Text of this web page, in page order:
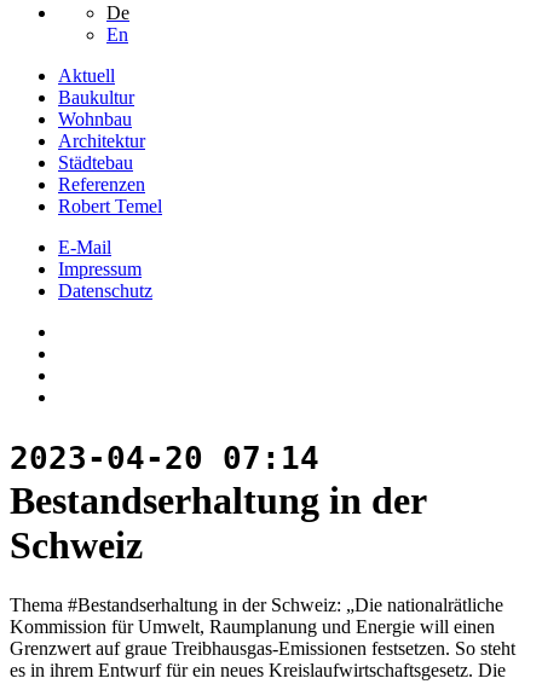
De
En
Aktuell
Baukultur
Wohnbau
Architektur
Städtebau
Referenzen
Robert Temel
E-Mail
Impressum
Datenschutz
2023-04-20 07:14
Bestandserhaltung in der
Schweiz
Thema #Bestandserhaltung in der Schweiz: „Die nationalrätliche
Kommission für Umwelt, Raumplanung und Energie will einen
Grenzwert auf graue Treibhausgas-Emissionen festsetzen. So steht
es in ihrem Entwurf für ein neues Kreislaufwirtschaftsgesetz. Die